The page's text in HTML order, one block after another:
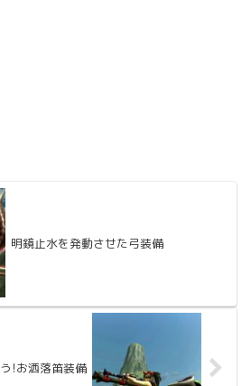
明鏡止水を発動させた弓装備
!お洒落笛装備